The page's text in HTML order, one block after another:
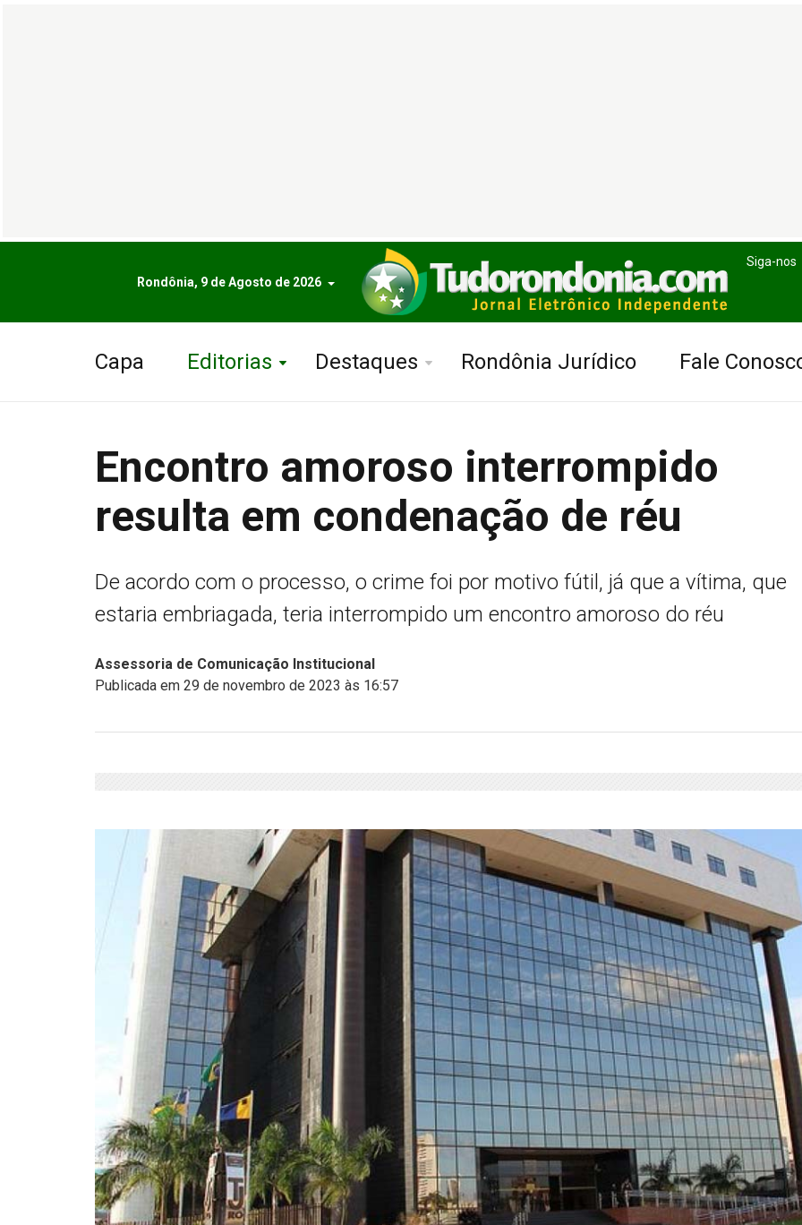
Rondônia, 9 de Agosto de 2026
Siga-nos
Capa Editorias Destaques Rondônia Jurídico Fale
Encontro amoroso interrompido
resulta em condenação de réu
De acordo com o processo, o crime foi por motivo fútil, já que a vítima, que
estaria embriagada, teria interrompido um encontro amoroso do réu
Assessoria de Comunicação Institucional
Publicada em 29 de novembro de 2023 às 16:57